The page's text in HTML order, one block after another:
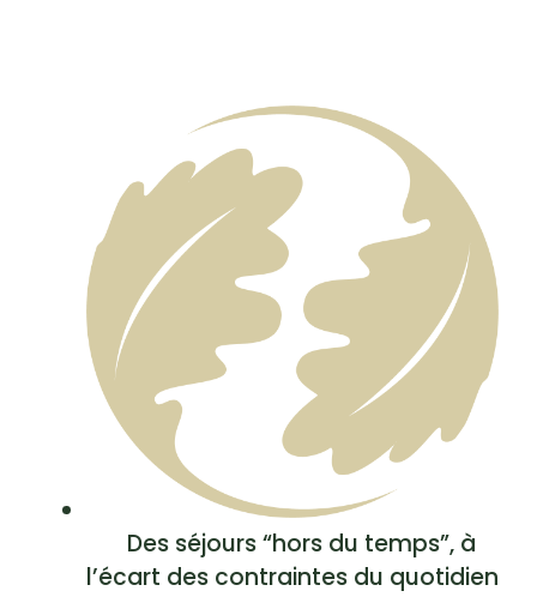
Des séjours “hors du temps”, à
l’écart des contraintes du quotidien